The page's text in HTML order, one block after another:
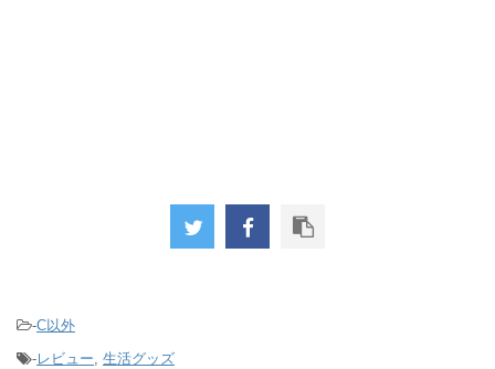
-C以外
-レビュー, 生活グッズ